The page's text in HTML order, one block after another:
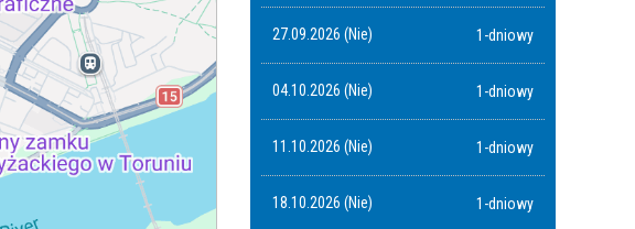
27.09.2026 (Nie) 1-dniowy
04.10.2026 (Nie) 1-dniowy
11.10.2026 (Nie) 1-dniowy
18.10.2026 (Nie) 1-dniowy